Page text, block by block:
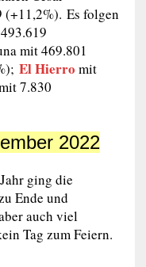
Es folgen
mit 469.801
El Hierro mit
7.830
2022
ging die
Ende und
auch viel
Tag zum Feiern.